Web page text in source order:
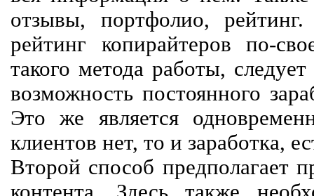
отзывы, портфолио,
рейтинг копирайтеров по-
такого метода работы,
возможность постоянного
Это же является
клиентов нет, то и заработка,
Второй способ предполагает